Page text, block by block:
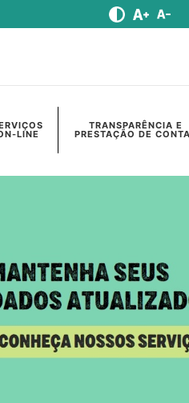
LINE
TRANSPARÊNCIA E
PRESTAÇÃO DE